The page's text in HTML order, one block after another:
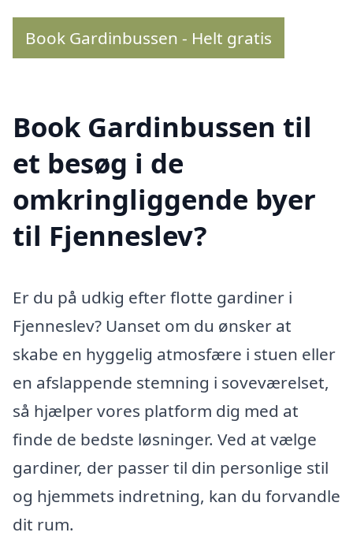
Book Gardinbussen - Helt gratis
Book Gardinbussen til
et besøg i de
omkringliggende byer
til Fjenneslev?
Er du på udkig efter flotte gardiner i
Fjenneslev? Uanset om du ønsker at
skabe en hyggelig atmosfære i stuen eller
en afslappende stemning i soveværelset,
så hjælper vores platform dig med at
finde de bedste løsninger. Ved at vælge
gardiner, der passer til din personlige stil
og hjemmets indretning, kan du forvandle
dit rum.